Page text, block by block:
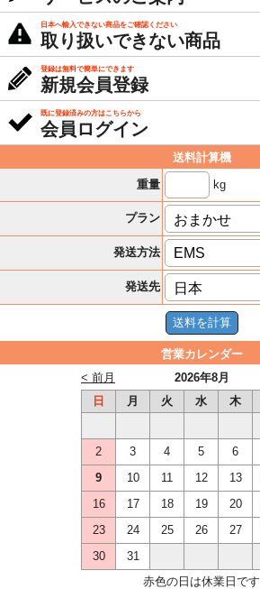
日本へ輸入できない商品をご確認ください
取り扱いできない商品
登録は無料で簡単にできます
新規会員登録
既に登録済みの方はこちらから
会員ログイン
送料計算機
重量
kg
プラン
発送方法
発送先
営業カレンダー
2026年8月
< 前月
日
月 火 水 木
2
3 4 5 6
9
10 11 12 13
16
17 18 19 20
23
24 25 26 27
30
31
赤色の日は休業日です